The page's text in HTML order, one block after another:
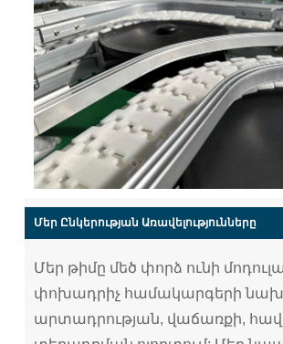
Մեր Ընկերության Առավելությունները
Մեր թիմը մեծ փորձ ունի
փոխադրիչ համակարգերի
արտադրության, վաճառքի,